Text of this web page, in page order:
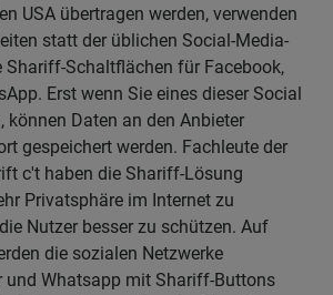
USA übertragen werden, verwenden
statt der üblichen Social-Media-
Shariff-Schaltflächen für Facebook,
Erst wenn Sie eines dieser Social
können Daten an den Anbieter
gespeichert werden. Fachleute der
c't haben die Shariff-Lösung
Privatsphäre im Internet zu
Nutzer besser zu schützen. Auf
die sozialen Netzwerke
und Whatsapp mit Shariff-Buttons